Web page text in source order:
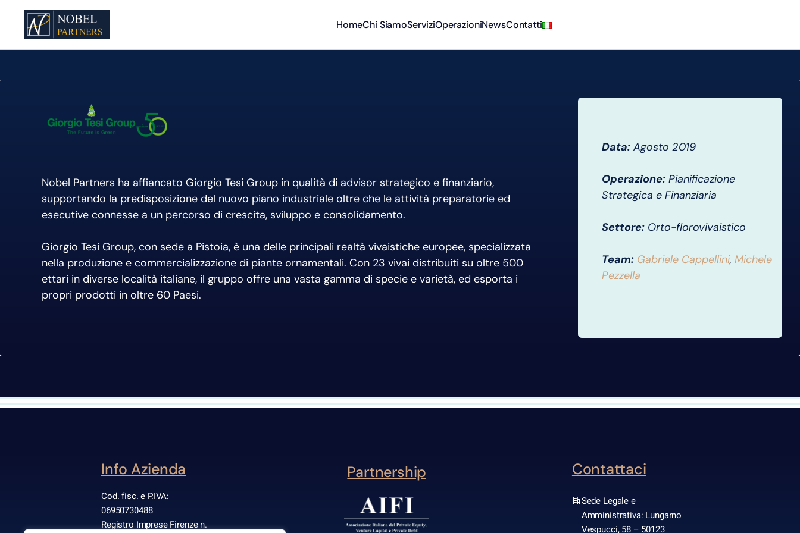
HomeChi SiamoServiziOperazioniNewsContatti
Nobel Partners ha affiancato Giorgio Tesi Group in qualità di advisor strategico e finanziario,
supportando la predisposizione del nuovo piano industriale oltre che le attività preparatorie ed
esecutive connesse a un percorso di crescita, sviluppo e consolidamento.
Giorgio Tesi Group, con sede a Pistoia, è una delle principali realtà vivaistiche europee, specializzata
nella produzione e commercializzazione di piante ornamentali. Con 23 vivai distribuiti su oltre 500
ettari in diverse località italiane, il gruppo offre una vasta gamma di specie e varietà, ed esporta i
propri prodotti in oltre 60 Paesi.
Data: Agosto 2019
Operazione: Pianificazione
Strategica e Finanziaria
Settore: Orto-florovivaistico
Team: Gabriele Cappellini, Michele
Pezzella
Info Azienda
Cod. fisc. e P.IVA:
06950730488
Registro Imprese Firenze n.
Partnership Contattaci
Sede Legale e
Amministrativa: Lungarno
Vespucci, 58 – 50123